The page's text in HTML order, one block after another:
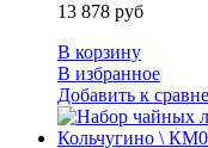
13 878 руб
В корзину
В избранное
Добавить к